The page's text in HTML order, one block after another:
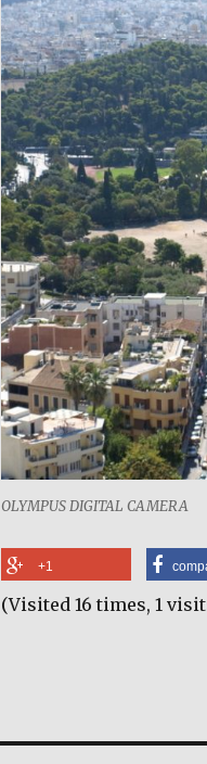
OLYMPUS DIGITAL CAMERA
+1
(Visited 16 times, 1